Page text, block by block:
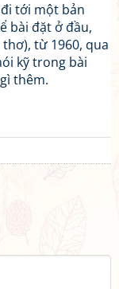
tới một bản
bài đặt ở đầu,
từ 1960, qua
kỹ trong bài
thêm.